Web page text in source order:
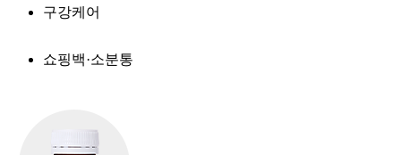
구강케어
쇼핑백·소분통